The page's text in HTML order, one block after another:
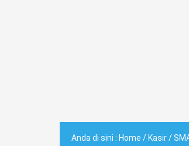
Anda di sini : Home / Kasir/